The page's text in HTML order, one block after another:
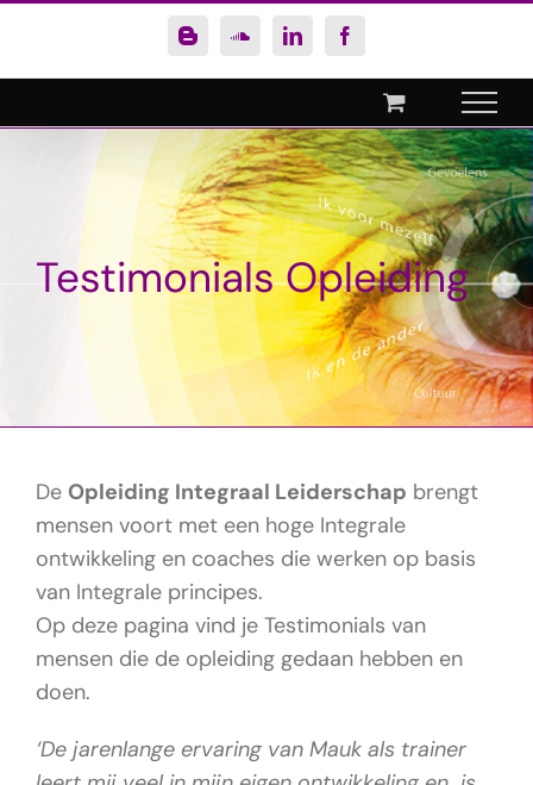
inhoud
BloggerSoundCloud
LinkedInFacebook
Testimonials Opleiding
De Opleiding Integraal Leiderschap brengt
mensen voort met een hoge Integrale
ontwikkeling en coaches die werken op basis
van Integrale principes.
Op deze pagina vind je Testimonials van
mensen die de opleiding gedaan hebben en
doen.
‘De jarenlange ervaring van Mauk als trainer